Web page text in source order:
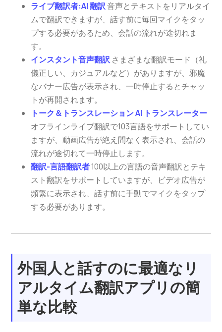
ライブ翻訳者:AI 翻訳音声とテキストをリアルタイ
ムで翻訳できますが、話す前に毎回マイクをタッ
プする必要があるため、会話の流れが途切れま
す。
インスタント音声翻訳 さまざまな翻訳モード（礼
儀正しい、カジュアルなど）がありますが、邪魔
なバナー広告が表示され、一時停止するとチャッ
トが再開されます。
トーク＆トランスレーション AI トランスレーター
オフラインライブ翻訳で103言語をサポートしてい
ますが、動画広告が絶え間なく表示され、会話の
流れが途切れて一時停止します。
翻訳-言語翻訳者100以上の言語の音声翻訳とテキ
スト翻訳をサポートしていますが、ビデオ広告が
頻繁に表示され、話す前に手動でマイクをタップ
する必要があります。
外国人と話すのに最適なリ
アルタイム翻訳アプリの簡
単な比較